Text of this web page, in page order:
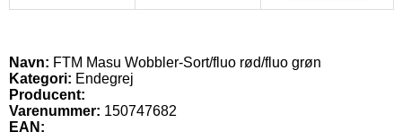
Navn: FTM Masu Wobbler-Sort/fluo rød/fluo grøn
Kategori: Endegrej
Producent:
Varenummer: 150747682
EAN: